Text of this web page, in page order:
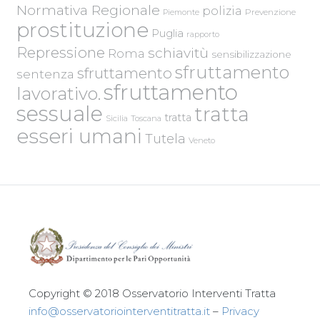
Normativa Regionale Piemonte polizia Prevenzione
prostituzione Puglia rapporto
Repressione Roma schiavitù sensibilizzazione
sentenza sfruttamento sfruttamento
lavorativo.sfruttamento
sessuale Sicilia Toscana tratta tratta
esseri umani Tutela Veneto
Copyright © 2018 Osservatorio Interventi Tratta
info@osservatoriointerventitratta.it – Privacy